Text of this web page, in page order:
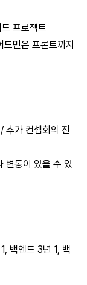
프로젝트
민은 프론트까지
추가 컨셉회의 진
변동이 있을 수 있
백엔드 3년 1, 백